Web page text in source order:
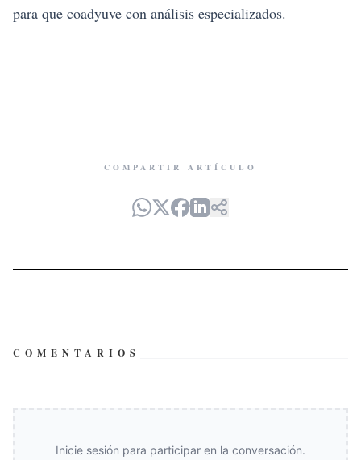
para que coadyuve con análisis especializados.
COMPARTIR ARTÍCULO
COMENTARIOS
Inicie sesión para participar en la conversación.